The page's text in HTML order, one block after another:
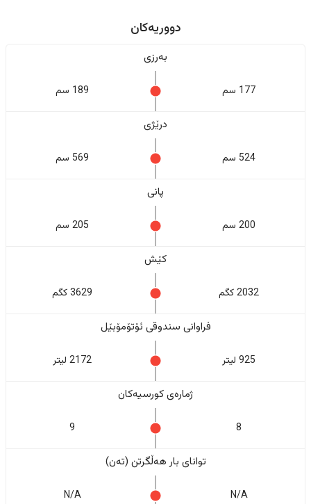
دووریەکان
بەرزی
177 سم 189 سم
درێژی
524 سم 569 سم
پانی
200 سم 205 سم
کێش
2032 کگم 3629 کگم
فراوانی سندوقی ئۆتۆمۆبێل
925 لیتر 2172 لیتر
ژمارەی کورسیەکان
8
9
تواناى بار هەڵگرتن (تەن)
N/A
N/A